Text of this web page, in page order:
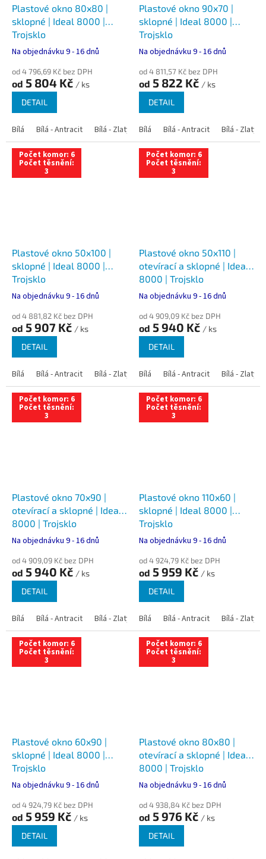
Plastové okno 80x80 |
sklopné | Ideal 8000 |
Trojsklo
Na objednávku 9 - 16 dnů
od 4 796,69 Kč bez DPH
od 5 804 Kč / ks
DETAIL
Bílá Bílá - Antracit Bílá - Zlatý dub Bílá - Tmavý dub Bílá -
Plastové okno 90x70 |
sklopné | Ideal 8000 |
Trojsklo
Na objednávku 9 - 16 dnů
od 4 811,57 Kč bez DPH
od 5 822 Kč / ks
DETAIL
Bílá Bílá - Antracit Bílá - Zlatý
Počet komor: 6
Počet těsnění:
3
Plastové okno 50x100 |
sklopné | Ideal 8000 |
Trojsklo
Na objednávku 9 - 16 dnů
od 4 881,82 Kč bez DPH
od 5 907 Kč / ks
DETAIL
Bílá Bílá - Antracit Bílá - Zlatý dub Bílá - Tmavý dub Bílá -
Počet komor: 6
Počet těsnění:
3
Plastové okno 50x110 |
otevírací a sklopné | Ideal
8000 | Trojsklo
Na objednávku 9 - 16 dnů
od 4 909,09 Kč bez DPH
od 5 940 Kč / ks
DETAIL
Bílá Bílá - Antracit Bílá - Zlatý
Počet komor: 6
Počet těsnění:
3
Plastové okno 70x90 |
otevírací a sklopné | Ideal
8000 | Trojsklo
Na objednávku 9 - 16 dnů
od 4 909,09 Kč bez DPH
od 5 940 Kč / ks
DETAIL
Bílá Bílá - Antracit Bílá - Zlatý dub Bílá - Tmavý dub Bílá -
Počet komor: 6
Počet těsnění:
3
Plastové okno 110x60 |
sklopné | Ideal 8000 |
Trojsklo
Na objednávku 9 - 16 dnů
od 4 924,79 Kč bez DPH
od 5 959 Kč / ks
DETAIL
Bílá Bílá - Antracit Bílá - Zlatý
Počet komor: 6
Počet těsnění:
3
Plastové okno 60x90 |
sklopné | Ideal 8000 |
Trojsklo
Na objednávku 9 - 16 dnů
od 4 924,79 Kč bez DPH
od 5 959 Kč / ks
DETAIL
Počet komor: 6
Počet těsnění:
3
Plastové okno 80x80 |
otevírací a sklopné | Ideal
8000 | Trojsklo
Na objednávku 9 - 16 dnů
od 4 938,84 Kč bez DPH
od 5 976 Kč / ks
DETAIL